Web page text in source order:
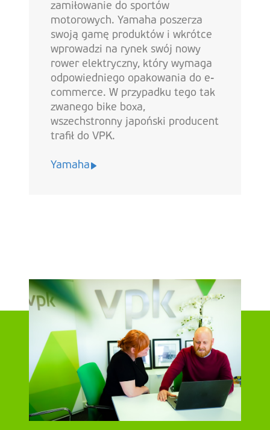
zamiłowanie do sportów
motorowych. Yamaha poszerza
swoją gamę produktów i wkrótce
wprowadzi na rynek swój nowy
rower elektryczny, który wymaga
odpowiedniego opakowania do e-
commerce. W przypadku tego tak
zwanego bike boxa,
wszechstronny japoński producent
trafił do VPK.
Yamaha